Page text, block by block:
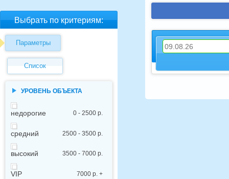
Выбрать по критериям:
Параметры
Список
УРОВЕНЬ ОБЪЕКТА
недорогие 0 - 2500 р.
средний 2500 - 3500 р.
высокий 3500 - 7000 р.
VIP 7000 р. +